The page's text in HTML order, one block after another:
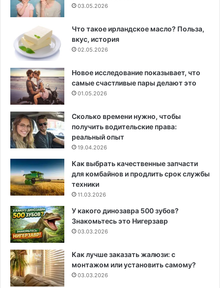
03.05.2026
Что такое ирландское масло? Польза,
вкус, история
02.05.2026
Новое исследование показывает, что
самые счастливые пары делают это
01.05.2026
Сколько времени нужно, чтобы
получить водительские права:
реальный опыт
19.04.2026
Как выбрать качественные запчасти
для комбайнов и продлить срок службы
техники
11.03.2026
У какого динозавра 500 зубов?
Знакомьтесь это Нигерзавр
03.03.2026
Как лучше заказать жалюзи: с
монтажом или установить самому?
03.03.2026